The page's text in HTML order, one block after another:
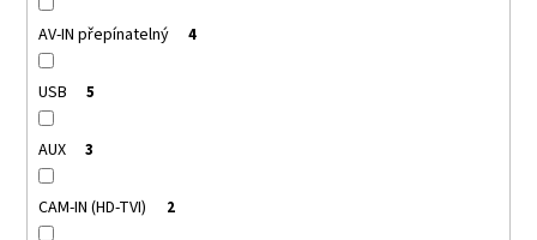
AV-IN přepínatelný 4
USB 5
AUX 3
CAM-IN (HD-TVI) 2